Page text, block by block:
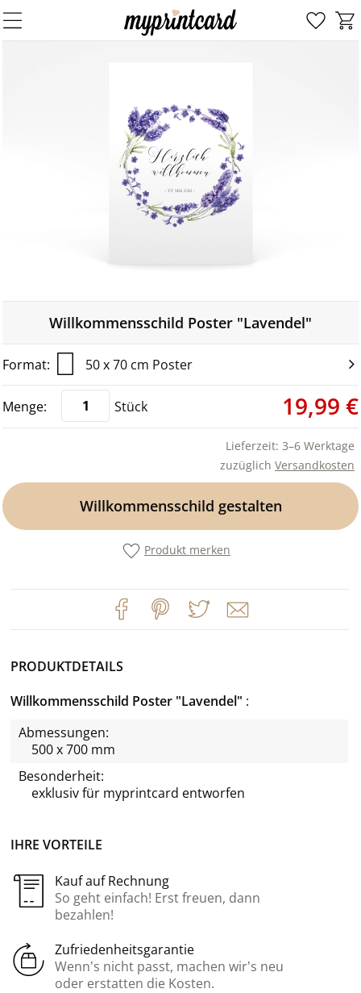
Willkommensschild Poster "Lavendel"
50 x 70 cm Poster
Stück 19,99 €
Lieferzeit: 3–6 Werktage
zuzüglich Versandkosten
Willkommensschild gestalten
Produkt merken
IHRE VORTEILE
Kauf auf Rechnung
So geht einfach! Erst freuen, dann
bezahlen!
Zufriedenheitsgarantie
Wenn’s nicht passt, machen wir’s neu
oder erstatten die Kosten.
PRODUKTDETAILS
Willkommensschild Poster "Lavendel"
Abmessungen:
500 x 700 mm
Besonderheit:
exklusiv für myprintcard entworfen